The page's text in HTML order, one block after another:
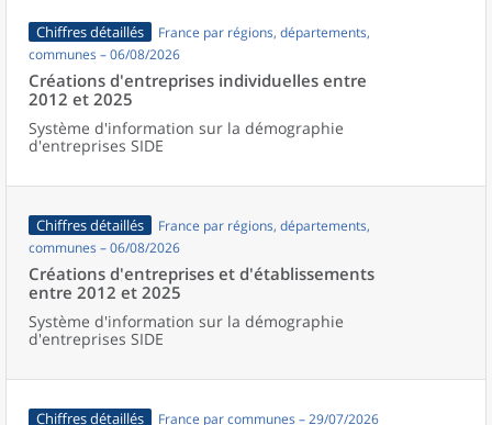
Chiffres détaillés
France par régions, départements,
communes – 06/08/2026
Créations d'entreprises individuelles entre
2012 et 2025
Système d'information sur la démographie
d'entreprises SIDE
Chiffres détaillés
France par régions, départements,
communes – 06/08/2026
Créations d'entreprises et d'établissements
entre 2012 et 2025
Système d'information sur la démographie
d'entreprises SIDE
Chiffres détaillés France par communes – 29/07/2026